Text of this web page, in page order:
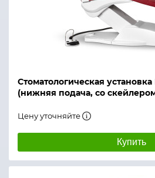
Стоматологическая установка
(нижняя подача, со
Цену уточняйте
Купить